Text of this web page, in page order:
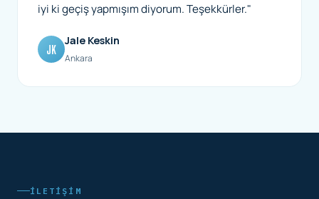
iyi ki geçiş yapmışım diyorum. Teşekkürler."
JK
Jale Keskin
Ankara
İLETIŞIM